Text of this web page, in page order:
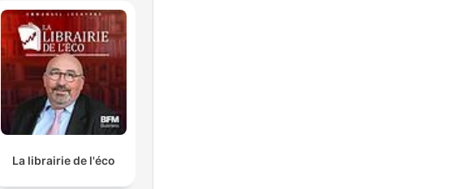
La librairie de l'éco